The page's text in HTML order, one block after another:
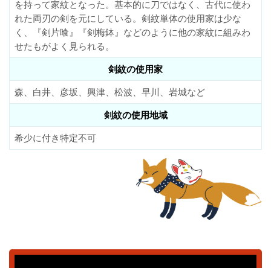
を持って家紋となった。基本的に刀ではなく、古代に使わ
れた両刃の剣を元にしている。剣紋単体の使用家は少な
く、『剣片喰』『剣梅鉢』などのように他の家紋に組みわ
せたもがよく見られる。
剣紋の使用家
森、白井、彦坂、興津、松波、早川、岩城など
剣紋の使用地域
希少に付き特定不可